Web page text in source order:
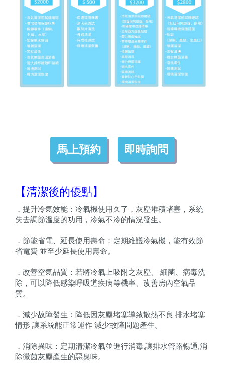
馬上預約 即時詢問
【清潔後的優點】
．提升冷氣效能：冷氣機使用久了，灰塵堆積堵塞，系統
失去調節溫度的功用，冷氣不冷的情況發生。
．節能省電、延長使用壽命：定期維護冷氣機，能有效節
省電費 並至少延長使用壽命。
．改善空氣品質：若將冷氣上吸附之灰塵、 細菌、病毒洗
除，可以降低感染呼吸道疾病等機率、改善房內空氣品
質。
．減少故障發生：降低因灰塵堵塞導致散熱不良 排水堵塞
情形 讓系統能正常運作 減少故障問題產生。
．消除異味：定期清潔冷氣並進行消毒,讓排水管路暢通,消
除黴菌灰塵產生的惡臭味。